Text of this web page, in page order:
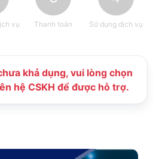
vụ Thanh toán Sử dụng dịch vụ
khả dụng, vui lòng chọn
hệ CSKH để được hỗ trợ.